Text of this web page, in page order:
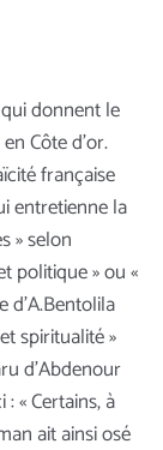
donnent le
Côte d’or.
française
entretienne la
» selon
politique » ou «
d’A.Bentolila
spiritualité »
d’Abdenour
« Certains, à
ait ainsi osé